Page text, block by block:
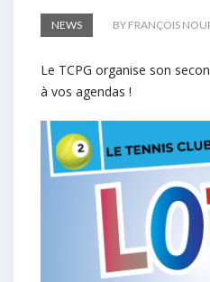
NEWS BY FRANÇOIS
Le TCPG organise son
à vos agendas !